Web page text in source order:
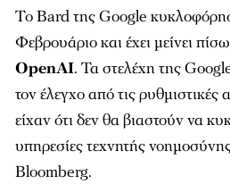
Το Bard της Google
Φεβρουάριο και έχει μείνει
OpenAI. Τα στελέχη της
τον έλεγχο από τις
είχαν ότι δεν θα βιαστούν να
υπηρεσίες τεχνητής
Bloomberg.